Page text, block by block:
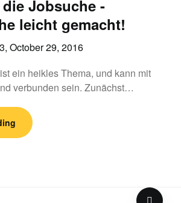
Jobsuche -
leicht gemacht!
October 29, 2016
ein heikles Thema, und kann mit
verbunden sein. Zunächst…